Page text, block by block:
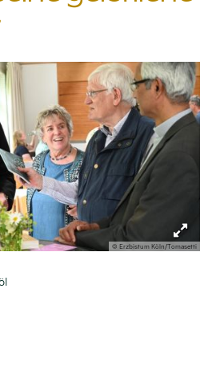
© Erzbistum Köln/Tomasetti